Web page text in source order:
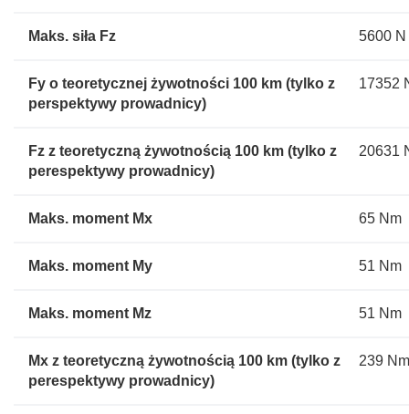
Maks. siła Fz 5600 N
Fy o teoretycznej żywotności 100 km (tylko z
perspektywy prowadnicy)
17352
Fz z teoretyczną żywotnością 100 km (tylko z
perespektywy prowadnicy)
20631
Maks. moment Mx 65 Nm
Maks. moment My 51 Nm
Maks. moment Mz 51 Nm
Mx z teoretyczną żywotnością 100 km (tylko z
perespektywy prowadnicy)
239